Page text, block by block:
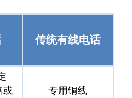
传统有线电话
或
专用铜线